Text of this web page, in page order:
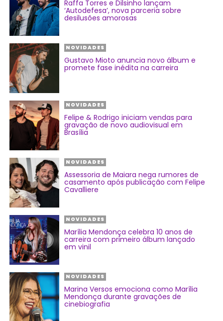
Raffa Torres e Dilsinho lançam
‘Autodefesa’, nova parceria sobre
desilusões amorosas
NOVIDADES
Gustavo Mioto anuncia novo álbum e
promete fase inédita na carreira
NOVIDADES
Felipe & Rodrigo iniciam vendas para
gravação de novo audiovisual em
Brasília
NOVIDADES
Assessoria de Maiara nega rumores de
casamento após publicação com Felipe
Cavalliere
NOVIDADES
Marília Mendonça celebra 10 anos de
carreira com primeiro álbum lançado
em vinil
NOVIDADES
Marina Versos emociona como Marília
Mendonça durante gravações de
cinebiografia